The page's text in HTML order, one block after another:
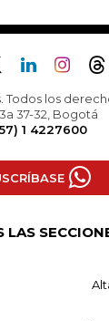
Todos los
37-32, Bogotá
1 4227600
LAS